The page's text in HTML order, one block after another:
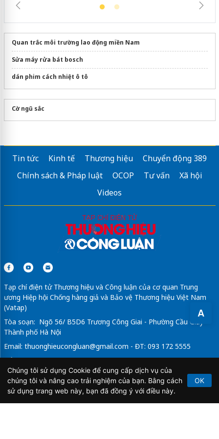
A
Quan trắc môi trường lao động miền Nam
Sửa máy rửa bát bosch
dán phim cách nhiệt ô tô
Cờ ngũ sắc
Tin tức Kinh tế Thương hiệu
Chuyển động 389
Chính sách & Pháp luật
OCOP Tư vấn
Xã hội
Videos
Tạp chí điện tử Thương hiệu và Công luận của cơ quan Trung
ương Hiệp hội Chống hàng giả và Bảo vệ Thương hiệu Việt Nam
(Vatap)
Tòa soạn: Ngõ 56/ B5D6 Trương Công Giai - Phường Cầu Giấy -
Thành phố Hà Nội
Email: thuonghieucongluan@gmail.com - ĐT: 093 172 5555
Tổng Biên Tập: Vũ Đức Thuận
Giấy phép hoạt động báo chí điện tử số 64/GP-BTTTT do Bộ
Thông tin và Truyền thông cấp ngày 21/2/2020.
Chúng tôi sử dụng Cookie để cung cấp dịch vụ của
chúng tôi và nâng cao trải nghiệm của bạn. Bằng cách
sử dụng trang web này, bạn đã đồng ý với điều này.
OK